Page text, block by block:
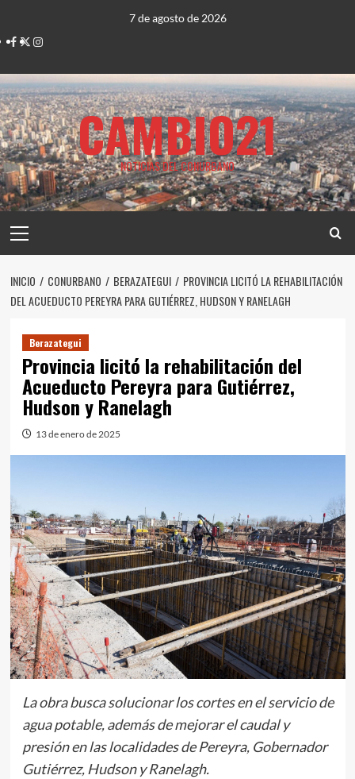
contenido
7 de agosto de 2026
Facebook
TwitterInstagram
CAMBIO21
NOTICIAS DEL CONURBANO
principal
INICIO CONURBANO BERAZATEGUI
PROVINCIA LICITÓ LA REHABILITACIÓN
DEL ACUEDUCTO PEREYRA PARA GUTIÉRREZ, HUDSON Y RANELAGH
Berazategui
Provincia licitó la rehabilitación del
Acueducto Pereyra para Gutiérrez,
Hudson y Ranelagh
13 de enero de 2025
La obra busca solucionar los cortes en el servicio de
agua potable, además de mejorar el caudal y
presión en las localidades de Pereyra, Gobernador
Gutiérrez, Hudson y Ranelagh.